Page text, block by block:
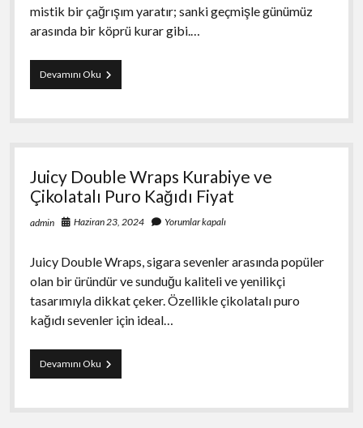
mistik bir çağrışım yaratır; sanki geçmişle günümüz
arasında bir köprü kurar gibi.…
Devamını OkuRattray’s
Westminster
Pipo
Satış
Juicy Double Wraps Kurabiye ve
Çikolatalı Puro Kağıdı Fiyat
admin Haziran 23, 2024 Yorumlar kapalı
Juicy Double Wraps, sigara sevenler arasında popüler
olan bir üründür ve sunduğu kaliteli ve yenilikçi
tasarımıyla dikkat çeker. Özellikle çikolatalı puro
kağıdı sevenler için ideal…
Devamını OkuJuicy
Double
Kurabiye